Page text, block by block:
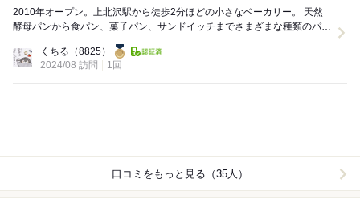
2010年オープン。上北沢駅から徒歩2分ほどの小さなベーカリー。 天然
酵母パンから食パン、菓子パン、サンドイッチまでさまざまな種類のパン
くちる （8825）
2024/08 訪問
1回
口コミをもっと見る（35人）